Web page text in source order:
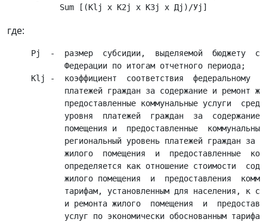
где:
Pj  -  размер  субсидии,  выделяемой  бюджету
            Федерации по итогам отчетного периода;
Klj -  коэффициент  соответствия  федеральному
платежей граждан за содержание и ремонт
предоставленные коммунальные услуги
уровня  платежей  граждан  за  содержание
помещения и  предоставленные
региональный уровень платежей граждан за
жилого  помещения  и  предоставленные
определяется как отношение стоимости
жилого помещения  и  предоставления
тарифам, установленным для населения, к
и ремонта жилого  помещения  и
услуг по экономически обоснованным